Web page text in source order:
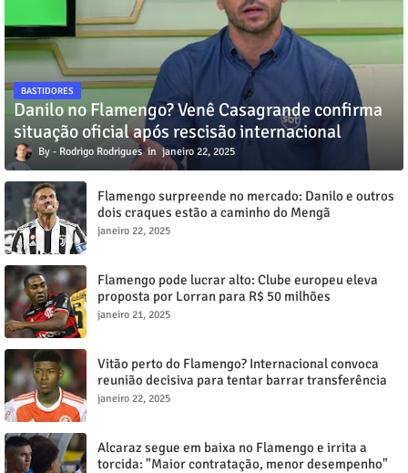
BASTIDORES
Danilo no Flamengo? Venê Casagrande confirma
situação oficial após rescisão internacional
Rodrigo Rodrigues janeiro 22, 2025
Flamengo surpreende no mercado: Danilo e outros
dois craques estão a caminho do Mengã
janeiro 22, 2025
Flamengo pode lucrar alto: Clube europeu eleva
proposta por Lorran para R$ 50 milhões
janeiro 21, 2025
Vitão perto do Flamengo? Internacional convoca
reunião decisiva para tentar barrar transferência
milionária
janeiro 22, 2025
Alcaraz segue em baixa no Flamengo e irrita a
torcida: "Maior contratação, menor desempenho"